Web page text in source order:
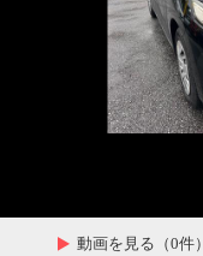
動画を見る（0件）